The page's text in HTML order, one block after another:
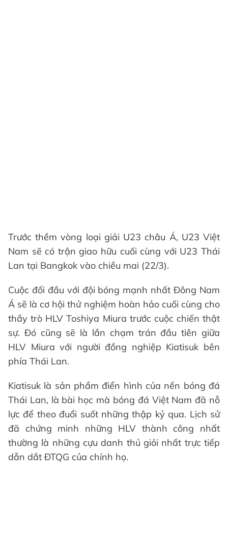
Trước thềm vòng loại giải U23 châu Á, U23 Việt
Nam sẽ có trận giao hữu cuối cùng với U23 Thái
Lan tại Bangkok vào chiều mai (22/3).
Cuộc đối đầu với đội bóng mạnh nhất Đông Nam
Á sẽ là cơ hội thử nghiệm hoàn hảo cuối cùng cho
thầy trò HLV Toshiya Miura trước cuộc chiến thật
sự. Đó cũng sẽ là lần chạm trán đầu tiên giữa
HLV Miura với người đồng nghiệp Kiatisuk bên
phía Thái Lan.
Kiatisuk là sản phẩm điển hình của nền bóng đá
Thái Lan, là bài học mà bóng đá Việt Nam đã nỗ
lực để theo đuổi suốt những thập kỷ qua. Lịch sử
đã chứng minh những HLV thành công nhất
thường là những cựu danh thủ giỏi nhất trực tiếp
dẫn dắt ĐTQG của chính họ.